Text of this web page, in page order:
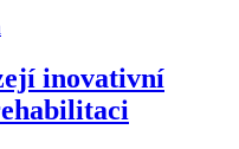
inovativní